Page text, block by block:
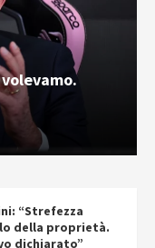
“Strefezza
della proprietà.
dichiarato”